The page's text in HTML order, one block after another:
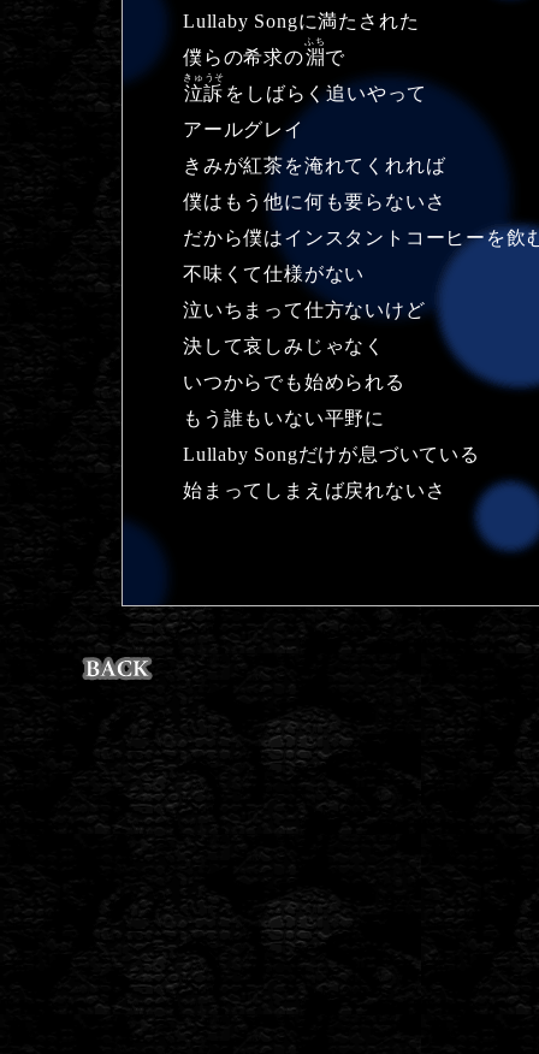
Lullaby Songに満たされた
僕らの希求の淵
ふち
で
泣訴
きゅうそ
をしばらく追いやって
アールグレイ
きみが紅茶を淹れてくれれば
僕はもう他に何も要らないさ
だから僕はインスタントコーヒーを飲
不味くて仕様がない
泣いちまって仕方ないけど
決して哀しみじゃなく
いつからでも始められる
もう誰もいない平野に
Lullaby Songだけが息づいている
始まってしまえば戻れないさ